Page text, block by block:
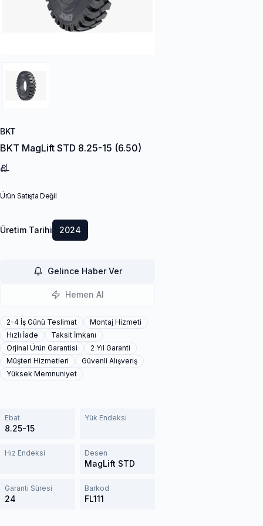
BKT
BKT MagLift STD 8.25-15 (6.50)
Ürün Satışta Değil
Üretim Tarihi 2024
Gelince Haber Ver
Hemen Al
2-4 İş Günü Teslimat
Montaj Hizmeti
Hızlı İade
Taksit İmkanı
Orjinal Ürün Garantisi
2 Yıl Garanti
Müşteri Hizmetleri
Güvenli Alışveriş
Yüksek Memnuniyet
Ebat
8.25-15
Yük Endeksi
Hız Endeksi Desen
MagLift STD
Garanti Süresi
24
Barkod
FL111